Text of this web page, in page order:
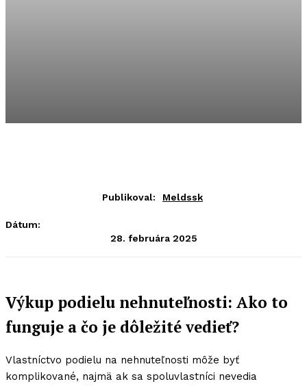
Publikoval: Meldssk
Dátum:
28. februára 2025
Výkup podielu nehnuteľnosti: Ako to
funguje a čo je dôležité vedieť?
Vlastníctvo podielu na nehnuteľnosti môže byť
komplikované, najmä ak sa spoluvlastníci nevedia